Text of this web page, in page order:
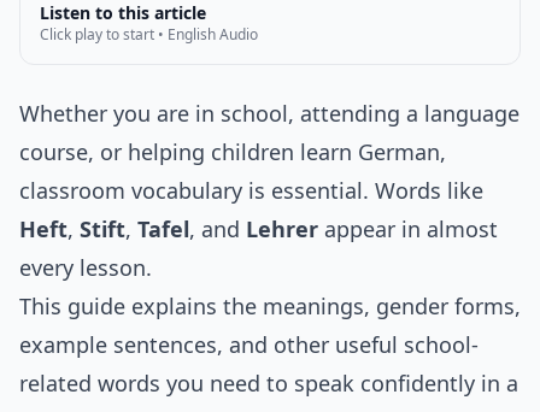
Listen to this article
Click play to start • English Audio
Whether you are in school, attending a language
course, or helping children learn German,
classroom vocabulary is essential. Words like
Heft, Stift, Tafel, and Lehrer appear in almost
every lesson.
This guide explains the meanings, gender forms,
example sentences, and other useful school-
related words you need to speak confidently in a